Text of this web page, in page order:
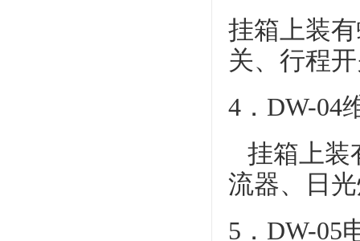
挂箱上装
关、行程
4．DW-04
挂箱上装
流器、日
5．DW-05